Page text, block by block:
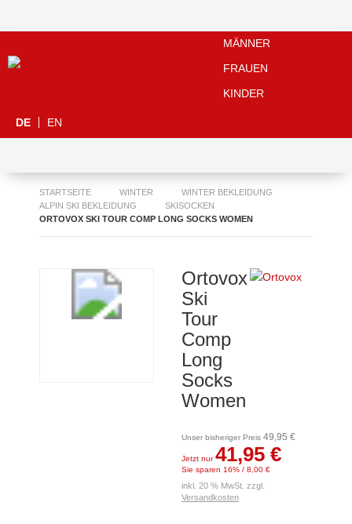
MÄNNER
FRAUEN
KINDER
DE EN
STARTSEITE WINTER
WINTER BEKLEIDUNG
ALPIN SKI BEKLEIDUNG
SKISOCKEN
ORTOVOX SKI TOUR COMP LONG SOCKS WOMEN
Ortovox
Ski
Tour
Comp
Long
Socks
Women
Unser bisheriger Preis 49,95 €
Jetzt nur41,95 €
Sie sparen 16% / 8,00 €
inkl. 20 % MwSt. zzgl.
Versandkosten